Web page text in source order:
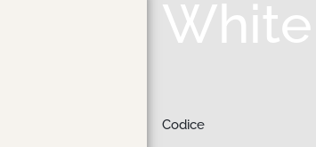
White
Codice